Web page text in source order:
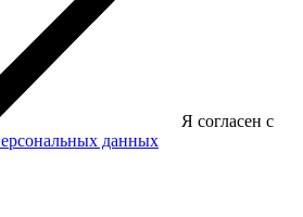
Я согласен с
данных